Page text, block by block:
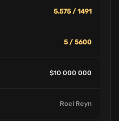
5.575 / 1491
5 / 5600
$10 000 000
Roel Reyn